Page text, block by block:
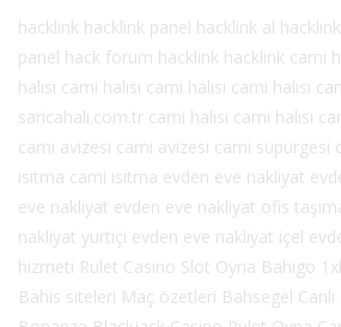
hacklink hacklink panel hacklink al hacklink
panel hack forum hacklink hacklink cami
halısı cami halısı cami halısı cami halısı
saricahali.com.tr cami halısı cami halısı
cami avizesi cami avizesi cami süpürgesi
ısıtma cami ısıtma evden eve nakliyat
eve nakliyat evden eve nakliyat ofis
nakliyat yurtiçi evden eve nakliyat içel
hizmeti Rulet Casino Slot Oyna Bahigo
Bahis siteleri Maç özetleri Bahsegel